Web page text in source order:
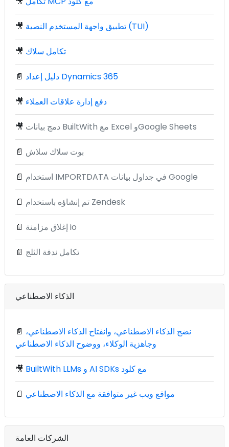
🎥 تطبيق واجهة المستخدم النصية (TUI)
🎥 تكامل سلاك
📄 دليل إعداد Dynamics 365
🎥 دفع إدارة علاقات العملاء
🎥 دمج بيانات BuiltWith مع Excel وGoogle Sheets
📄 بوت سلاك سلاش
📄 استخدام IMPORTDATA في جداول بيانات Google
📄 تم إنشاؤه باستخدام Zendesk
📄 إغلاق مزامنة io
📄 تكامل ندفة الثلج
الذكاء الاصطناعي
📄 نضج الذكاء الاصطناعي، وانفتاح الذكاء الاصطناعي،
وجاهزية الوكلاء، ووضوح الذكاء الاصطناعي
🎥 BuiltWith LLMs و AI SDKs مع كلود
📄 مواقع ويب غير متوافقة مع الذكاء الاصطناعي
الشركات العامة